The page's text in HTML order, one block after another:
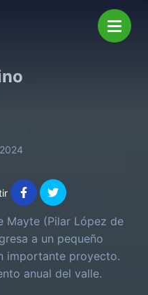
2024
Mayte (Pilar López de
a un pequeño
importante proyecto.
anual del valle.